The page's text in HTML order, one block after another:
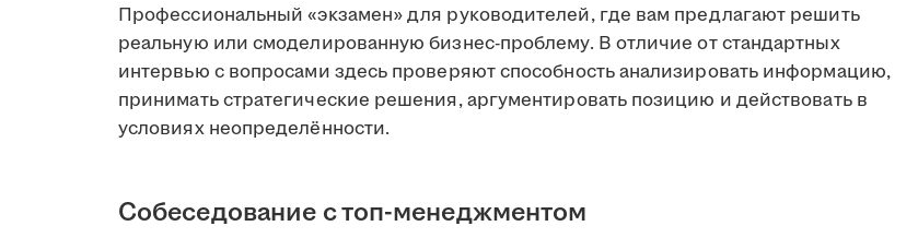
Профессиональный «экзамен» для руководителей, где вам предлагают решить
реальную или смоделированную бизнес-проблему. В отличие от стандартных
интервью с вопросами здесь проверяют способность анализировать информацию,
принимать стратегические решения, аргументировать позицию и действовать в
условиях неопределённости.
Собеседование с топ-менеджментом